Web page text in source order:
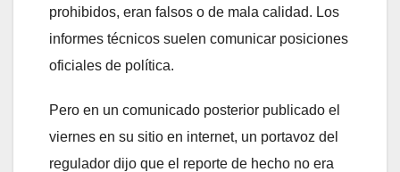
prohibidos, eran falsos o de mala calidad. Los
informes técnicos suelen comunicar posiciones
oficiales de política.
Pero en un comunicado posterior publicado el
viernes en su sitio en internet, un portavoz del
regulador dijo que el reporte de hecho no era